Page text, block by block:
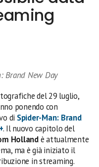
Brand New Day
del 29 luglio,
ponendo con
di Spider-Man: Brand
. Il nuovo capitolo del
Hollandè attualmente
ma è già iniziato il
in streaming.